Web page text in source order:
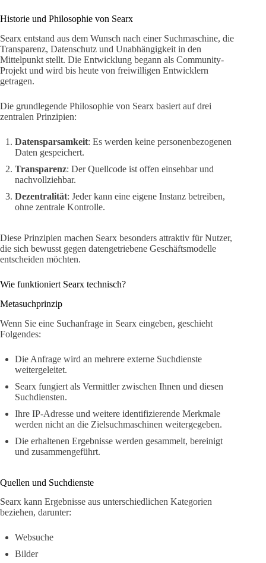
Historie und Philosophie von Searx
Searx entstand aus dem Wunsch nach einer Suchmaschine, die
Transparenz, Datenschutz und Unabhängigkeit in den
Mittelpunkt stellt. Die Entwicklung begann als Community-
Projekt und wird bis heute von freiwilligen Entwicklern
getragen.
Die grundlegende Philosophie von Searx basiert auf drei
zentralen Prinzipien:
Datensparsamkeit: Es werden keine personenbezogenen
Daten gespeichert.
Transparenz: Der Quellcode ist offen einsehbar und
nachvollziehbar.
Dezentralität: Jeder kann eine eigene Instanz betreiben,
ohne zentrale Kontrolle.
Diese Prinzipien machen Searx besonders attraktiv für Nutzer,
die sich bewusst gegen datengetriebene Geschäftsmodelle
entscheiden möchten.
Wie funktioniert Searx technisch?
Metasuchprinzip
Wenn Sie eine Suchanfrage in Searx eingeben, geschieht
Folgendes:
Die Anfrage wird an mehrere externe Suchdienste
weitergeleitet.
Searx fungiert als Vermittler zwischen Ihnen und diesen
Suchdiensten.
Ihre IP-Adresse und weitere identifizierende Merkmale
werden nicht an die Zielsuchmaschinen weitergegeben.
Die erhaltenen Ergebnisse werden gesammelt, bereinigt
und zusammengeführt.
Quellen und Suchdienste
Searx kann Ergebnisse aus unterschiedlichen Kategorien
beziehen, darunter:
Websuche
Bilder